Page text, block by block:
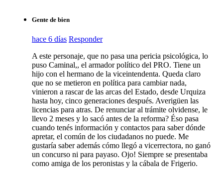
Gente de bien
hace 6 días Responder
A este personaje, que no pasa una pericia psicológica, lo
puso Caminal,, el armador político del PRO. Tiene un
hijo con el hermano de la viceintendenta. Queda claro
que no se metieron en política para cambiar nada,
vinieron a rascar de las arcas del Estado, desde Urquiza
hasta hoy, cinco generaciones después. Averigüen las
licencias para atras. De renunciar al trámite olvidense, le
llevo 2 meses y lo sacó antes de la reforma? Éso pasa
cuando tenés información y contactos para saber dónde
apretar, el común de los ciudadanos no puede. Me
gustaría saber además cómo llegó a vicerrectora, no ganó
un concurso ni para payaso. Ojo! Siempre se presentaba
como amiga de los peronistas y la cábala de Frigerio.